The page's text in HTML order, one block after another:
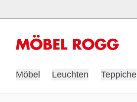
Möbel Leuchten Teppiche